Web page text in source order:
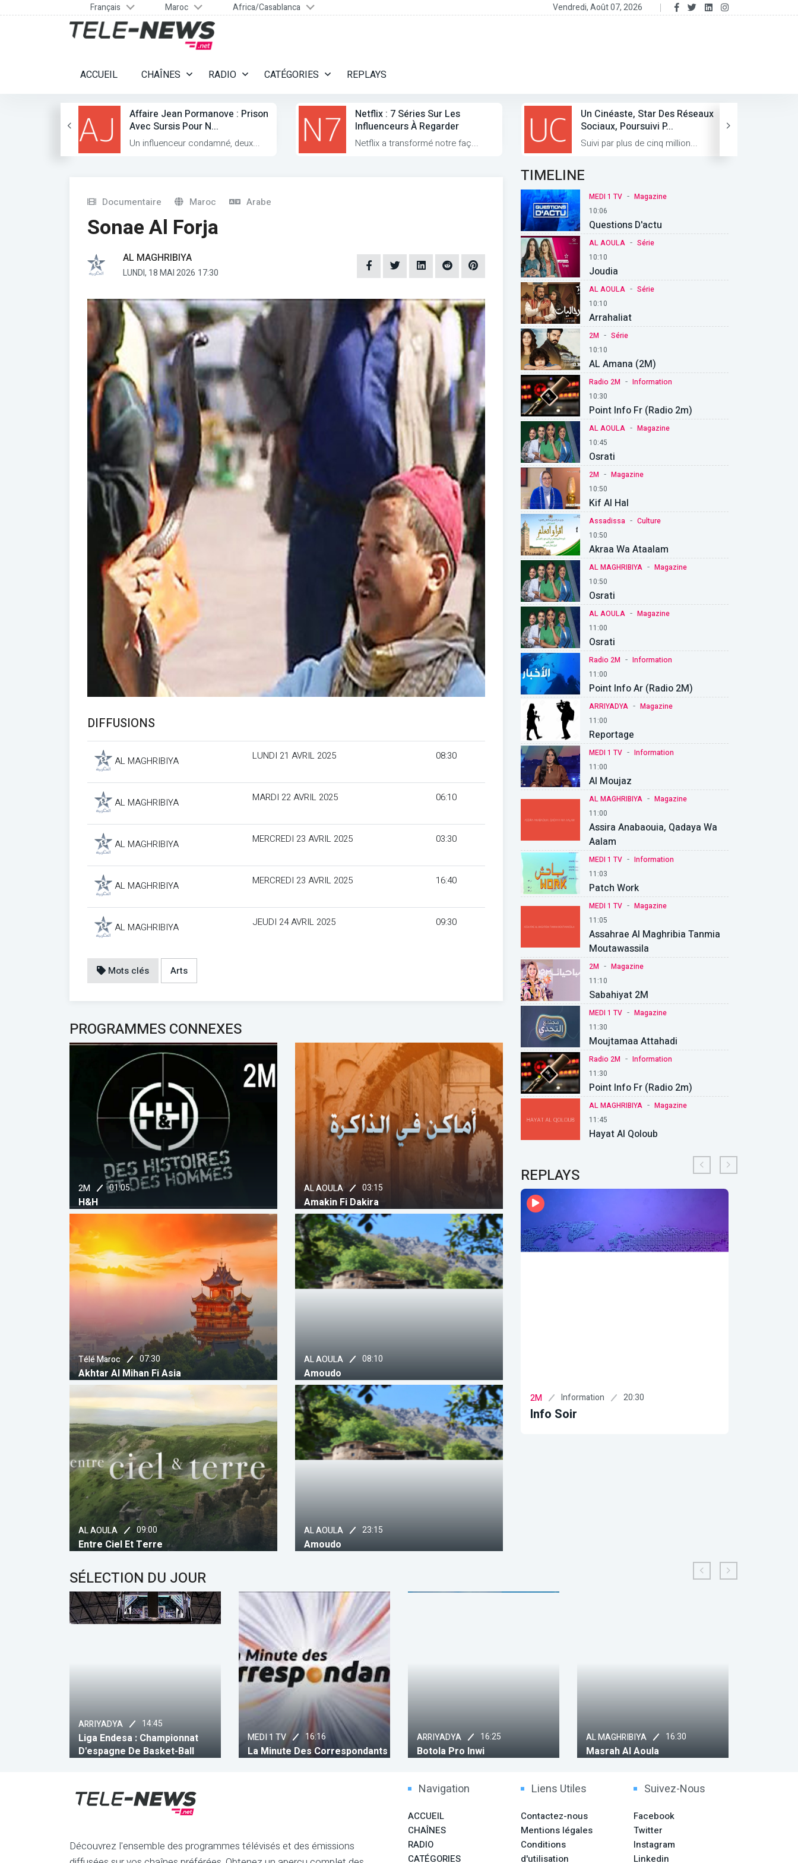
Français Maroc Africa/Casablanca Vendredi, Août 07, 2026
ACCUEIL CHAÎNES RADIO CATÉGORIES REPLAYS
Affaire Jean Pormanove : Prison
Avec Sursis Pour N...
Un influenceur condamné, deux...
Netflix : 7 Séries Sur Les
Influenceurs À Regarder
Netflix a transformé notre faç...
Un Cinéaste, Star Des Réseaux
Sociaux, Poursuivi P...
Suivi par plus de cinq million...
Documentaire Maroc Arabe
Sonae Al Forja
AL MAGHRIBIYA
LUNDI, 18 MAI 2026 17:30
DIFFUSIONS
AL MAGHRIBIYA LUNDI 21 AVRIL 2025 08:30
AL MAGHRIBIYA MARDI 22 AVRIL 2025 06:10
AL MAGHRIBIYA MERCREDI 23 AVRIL 2025 03:30
AL MAGHRIBIYA MERCREDI 23 AVRIL 2025 16:40
AL MAGHRIBIYA JEUDI 24 AVRIL 2025 09:30
Mots clés Arts
PROGRAMMES CONNEXES
2M 01:05
H&H
AL AOULA 03:15
Amakin Fi Dakira
Télé Maroc 07:30
Akhtar Al Mihan Fi Asia
AL AOULA 08:10
Amoudo
AL AOULA 09:00
Entre Ciel Et Terre
AL AOULA 23:15
Amoudo
TIMELINE
MEDI 1 TV - Magazine
10:06
Questions D'actu
AL AOULA - Série
10:10
Joudia
AL AOULA - Série
10:10
Arrahaliat
2M - Série
10:10
AL Amana (2M)
Radio 2M - Information
10:30
Point Info Fr (Radio 2m)
AL AOULA - Magazine
10:45
Osrati
2M - Magazine
10:50
Kif Al Hal
Assadissa - Culture
10:50
Akraa Wa Ataalam
AL MAGHRIBIYA - Magazine
10:50
Osrati
AL AOULA - Magazine
11:00
Osrati
Radio 2M - Information
11:00
Point Info Ar (Radio 2M)
ARRIYADYA - Magazine
11:00
Reportage
MEDI 1 TV - Information
11:00
Al Moujaz
AL MAGHRIBIYA - Magazine
11:00
Assira Anabaouia, Qadaya Wa
Aalam
MEDI 1 TV - Information
11:03
Patch Work
MEDI 1 TV - Magazine
11:05
Assahrae Al Maghribia Tanmia
Moutawassila
2M - Magazine
11:10
Sabahiyat 2M
MEDI 1 TV - Magazine
11:30
Moujtamaa Attahadi
Radio 2M - Information
11:30
Point Info Fr (Radio 2m)
AL MAGHRIBIYA - Magazine
11:45
Hayat Al Qoloub
REPLAYS
2M Information 21:15
Al Massaiya
2M Magazine
Sabahiyat 2M
???? ??????? ????? ???? ??? ????? ??? ??
?????? ?????? ??? ???? ????? ???????
?????? ???????? ??????? ??????? ????????
2M Information 20:30
Info Soir
SÉLECTION DU JOUR
ARRIYADYA 14:45
Liga Endesa : Championnat
D'espagne De Basket-Ball
MEDI 1 TV 16:16
La Minute Des Correspondants
ARRIYADYA 16:25
Botola Pro Inwi
AL MAGHRIBIYA 16:30
Masrah Al Aoula
Découvrez l'ensemble des programmes télévisés et des émissions
Navigation
ACCUEIL
CHAÎNES
RADIO
CATÉGORIES
Liens Utiles
Contactez-nous
Mentions légales
Conditions
d'utilisation
Suivez-Nous
Facebook
Twitter
Instagram
Linkedin